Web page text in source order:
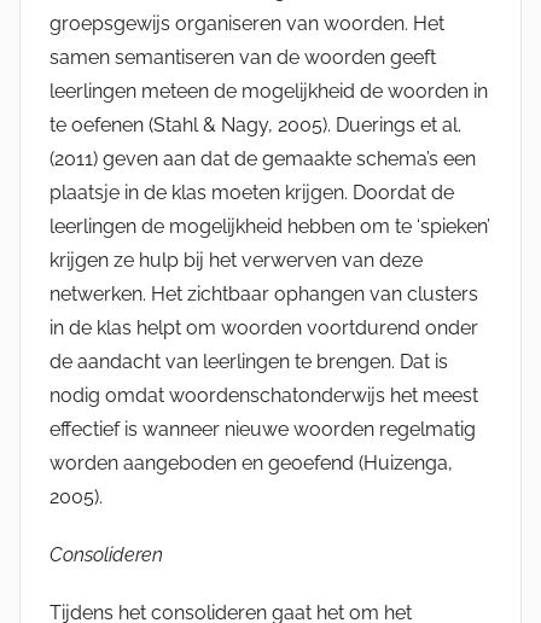
groepsgewijs organiseren van woorden. Het
samen semantiseren van de woorden geeft
leerlingen meteen de mogelijkheid de woorden in
te oefenen (Stahl & Nagy, 2005). Duerings et al.
(2011) geven aan dat de gemaakte schema’s een
plaatsje in de klas moeten krijgen. Doordat de
leerlingen de mogelijkheid hebben om te ‘spieken’
krijgen ze hulp bij het verwerven van deze
netwerken. Het zichtbaar ophangen van clusters
in de klas helpt om woorden voortdurend onder
de aandacht van leerlingen te brengen. Dat is
nodig omdat woordenschatonderwijs het meest
effectief is wanneer nieuwe woorden regelmatig
worden aangeboden en geoefend (Huizenga,
2005).
Consolideren
Tijdens het consolideren gaat het om het